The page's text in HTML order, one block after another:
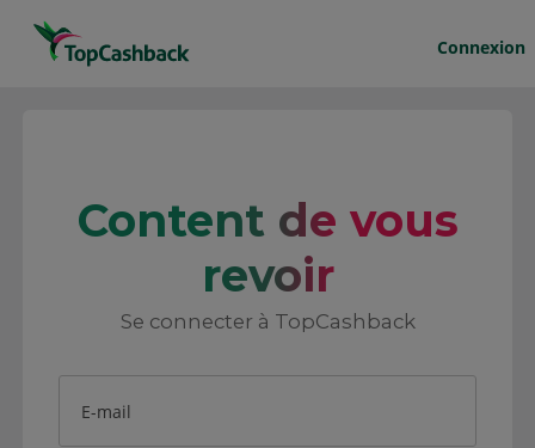
Connexion
Content de vous
revoir
Se connecter à TopCashback
E-mail